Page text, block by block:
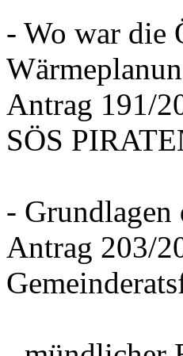
- Wo war die
Antrag 191/
SÖS
- Grundlagen
Antrag 203/